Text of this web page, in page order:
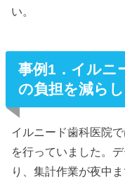
い。
事例1．イルニ
の負担を減ら
イルニード歯科医院
を行っていました。
り、集計作業が夜中